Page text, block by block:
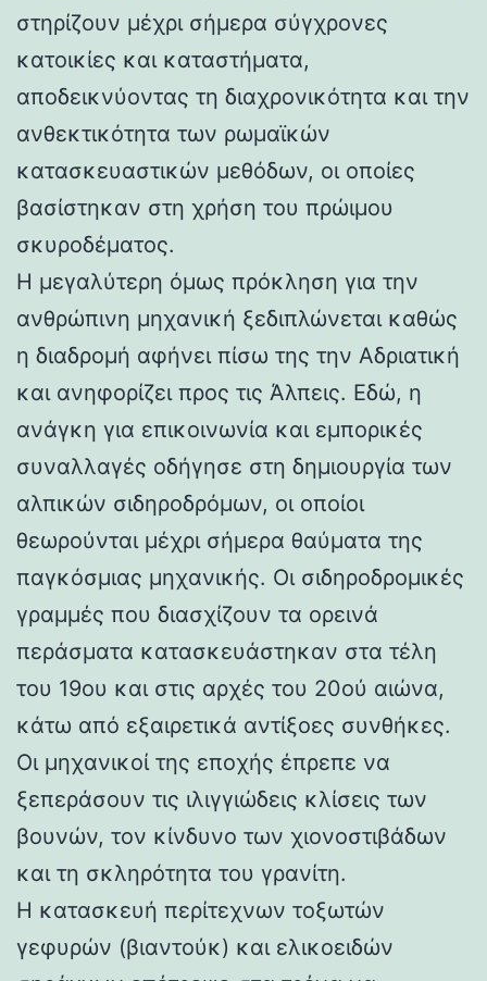
στηρίζουν μέχρι σήμερα σύγχρονες
κατοικίες και καταστήματα,
αποδεικνύοντας τη διαχρονικότητα και την
ανθεκτικότητα των ρωμαϊκών
κατασκευαστικών μεθόδων, οι οποίες
βασίστηκαν στη χρήση του πρώιμου
σκυροδέματος.
Η μεγαλύτερη όμως πρόκληση για την
ανθρώπινη μηχανική ξεδιπλώνεται καθώς
η διαδρομή αφήνει πίσω της την Αδριατική
και ανηφορίζει προς τις Άλπεις. Εδώ, η
ανάγκη για επικοινωνία και εμπορικές
συναλλαγές οδήγησε στη δημιουργία των
αλπικών σιδηροδρόμων, οι οποίοι
θεωρούνται μέχρι σήμερα θαύματα της
παγκόσμιας μηχανικής. Οι σιδηροδρομικές
γραμμές που διασχίζουν τα ορεινά
περάσματα κατασκευάστηκαν στα τέλη
του 19ου και στις αρχές του 20ού αιώνα,
κάτω από εξαιρετικά αντίξοες συνθήκες.
Οι μηχανικοί της εποχής έπρεπε να
ξεπεράσουν τις ιλιγγιώδεις κλίσεις των
βουνών, τον κίνδυνο των χιονοστιβάδων
και τη σκληρότητα του γρανίτη.
Η κατασκευή περίτεχνων τοξωτών
γεφυρών (βιαντούκ) και ελικοειδών